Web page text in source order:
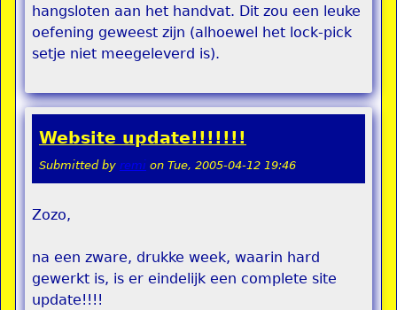
hangsloten aan het handvat. Dit zou een leuke
oefening geweest zijn (alhoewel het lock-pick
setje niet meegeleverd is).
Website update!!!!!!!
Submitted by remi on Tue, 2005-04-12 19:46
Zozo,
na een zware, drukke week, waarin hard
gewerkt is, is er eindelijk een complete site
update!!!!